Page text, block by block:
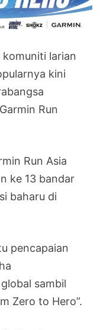
larian
kini
Run
Run Asia
ke 13 bandar
baharu di
pencapaian
sambil
Zero to Hero”.